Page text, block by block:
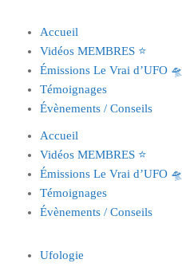
Accueil
Vidéos MEMBRES ⭐️
Émissions Le Vrai d’UFO 🛸
Témoignages
Évènements / Conseils
Accueil
Vidéos MEMBRES ⭐️
Émissions Le Vrai d’UFO 🛸
Témoignages
Évènements / Conseils
Ufologie